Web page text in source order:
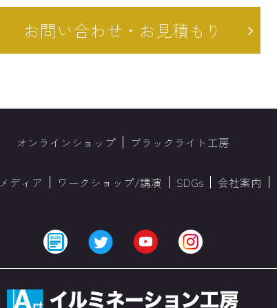
お問い合わせ・お見積もり
オンラインショップ ブラックライト工房
メディア ワークショップ/講演 SDGs 会社案内